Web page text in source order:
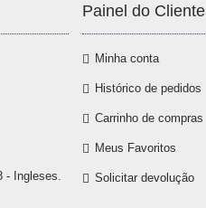
- Ingleses.
Painel do Cliente
Minha conta
Histórico de pedidos
Carrinho de compras
Meus Favoritos
Solicitar devolução